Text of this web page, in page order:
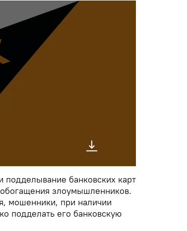
банковских карт
злоумышленников.
мошенники, при наличии
подделать его банковскую